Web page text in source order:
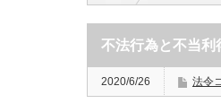
不法行為と不当利
2020/6/26 法令